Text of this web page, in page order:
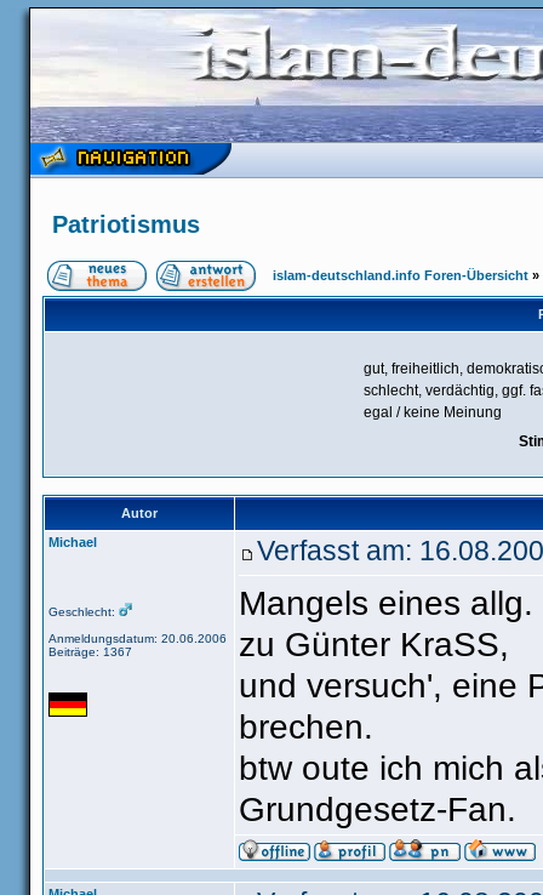
Patriotismus
islam-deutschland.info Foren-Übersicht »
gut, freiheitlich,
schlecht, verdächtig, ggf.
egal / keine Meinung
Autor
Michael
Geschlecht:
Anmeldungsdatum: 20.06.2006
Beiträge: 1367
Verfasst am:
Mangels eines
zu Günter KraSS,
und versuch', eine
brechen.
btw oute ich mich
Grundgesetz-Fan.